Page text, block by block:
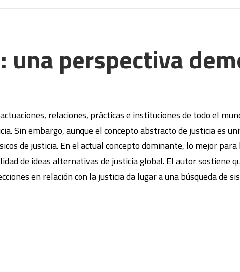
una perspectiva
relaciones, prácticas e instituciones de todo el
Sin embargo, aunque el concepto abstracto de justicia es
de justicia. En el actual concepto dominante, lo mejor
de ideas alternativas de justicia global. El autor sostiene
en relación con la justicia da lugar a una búsqueda de